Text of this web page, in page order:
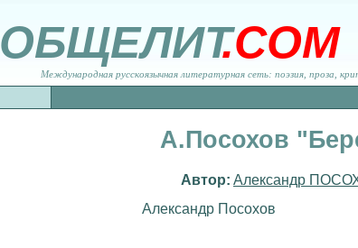
ОБЩЕЛИТ.COM
Международная русскоязычная литературная сеть: поэзия, проза,
А.Посохов
Автор: Александр
Александр Посохов